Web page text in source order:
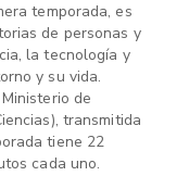
temporada, es
de personas y
la tecnología y
y su vida.
de
transmitida
tiene 22
cada uno.